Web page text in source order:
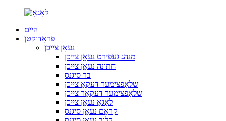
היים
פּראָדוקטן
נעאָן צייכן
מנהג געפֿירט נעאָן צייכן
חתונה נעאָן צייכן
בר סיגנס
שלאָפצימער דעקאָ צייכן
שלאָפצימער דעקאָר צייכן
לאָגאָ נעאָן צייכן
קראָם נעאָן סיגנס